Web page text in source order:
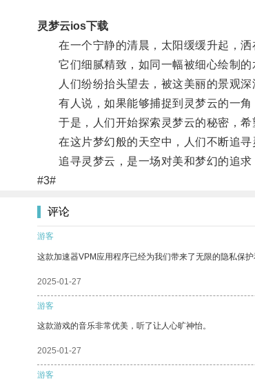
灵梦云ios下载
在一个宁静的清晨，太阳缓缓升起，洒
它们细腻精致，如同一幅被细心绘制的
人们纷纷抬头望去，被这美丽的景观深
有人说，如果能够捕捉到灵梦云的一角
于是，人们开始探索灵梦云的秘密，希
在这片梦幻般的天空中，人们不断追寻
追寻灵梦云，是一场对美和梦幻的追求
#3#
评论
游客
这款加速器VPM应用程序已经为我们带来了无限的隐私保护
2025-01-27
游客
这款游戏的音乐非常优美，听了让人心旷神怡。
2025-01-27
游客